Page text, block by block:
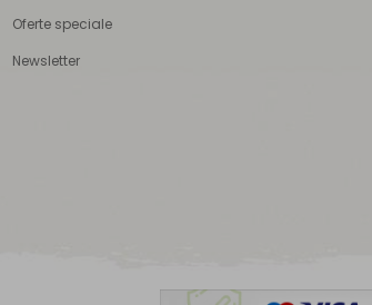
Oferte speciale
Newsletter